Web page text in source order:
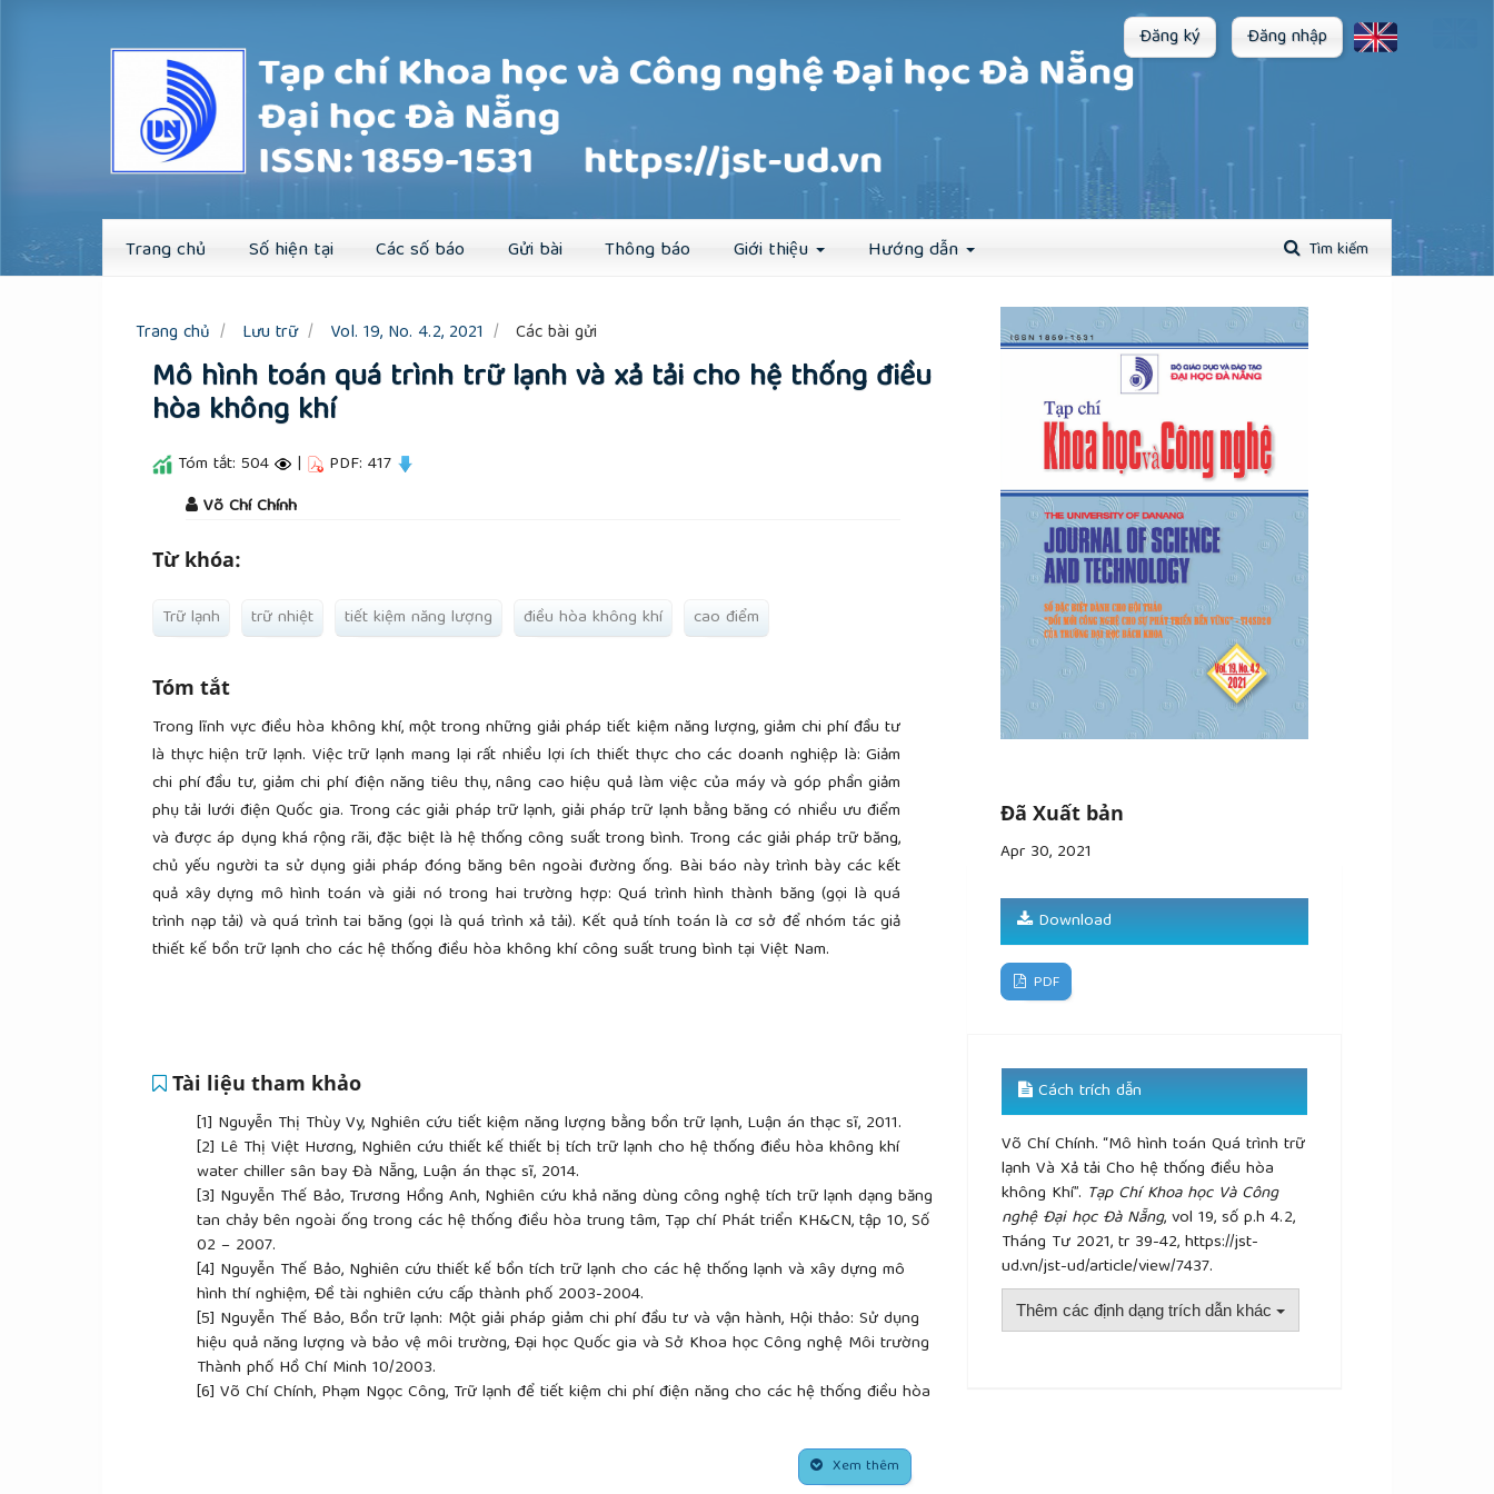
Trang chủ Số hiện tại Các số báo Gửi bài Thông báo Giới thiệu Hướng dẫn Tìm kiếm
Đăng ký Đăng nhập
Đăng ký Đăng nhập
Trang chủ Lưu trữ Vol. 19, No. 4.2, 2021 Các bài gửi
Mô hình toán quá trình trữ lạnh và xả tải cho hệ thống điều
hòa không khí
Tóm tắt: 504 | PDF: 417
##plugins.themes.academic_pro.article.main##
Võ Chí Chính
Từ khóa:
Trữ lạnh trữ nhiệt tiết kiệm năng lượng điều hòa không khí cao điểm
Tóm tắt
Trong lĩnh vực điều hòa không khí, một trong những giải pháp tiết kiệm năng lượng, giảm chi phí đầu tư
là thực hiện trữ lạnh. Việc trữ lạnh mang lại rất nhiều lợi ích thiết thực cho các doanh nghiệp là: Giảm
chi phí đầu tư, giảm chi phí điện năng tiêu thụ, nâng cao hiệu quả làm việc của máy và góp phần giảm
phụ tải lưới điện Quốc gia. Trong các giải pháp trữ lạnh, giải pháp trữ lạnh bằng băng có nhiều ưu điểm
và được áp dụng khá rộng rãi, đặc biệt là hệ thống công suất trong bình. Trong các giải pháp trữ băng,
chủ yếu người ta sử dụng giải pháp đóng băng bên ngoài đường ống. Bài báo này trình bày các kết
quả xây dựng mô hình toán và giải nó trong hai trường hợp: Quá trình hình thành băng (gọi là quá
trình nạp tải) và quá trình tai băng (gọi là quá trình xả tải). Kết quả tính toán là cơ sở để nhóm tác giả
thiết kế bồn trữ lạnh cho các hệ thống điều hòa không khí công suất trung bình tại Việt Nam.
Tài liệu tham khảo
[1] Nguyễn Thị Thùy Vy, Nghiên cứu tiết kiệm năng lượng bằng bồn trữ lạnh, Luận án thạc sĩ, 2011.
[2] Lê Thị Việt Hương, Nghiên cứu thiết kế thiết bị tích trữ lạnh cho hệ thống điều hòa không khí
water chiller sân bay Đà Nẵng, Luận án thạc sĩ, 2014.
[3] Nguyễn Thế Bảo, Trương Hồng Anh, Nghiên cứu khả năng dùng công nghệ tích trữ lạnh dạng băng
tan chảy bên ngoài ống trong các hệ thống điều hòa trung tâm, Tạp chí Phát triển KH&CN, tập 10, Số
02 – 2007.
[4] Nguyễn Thế Bảo, Nghiên cứu thiết kế bồn tích trữ lạnh cho các hệ thống lạnh và xây dựng mô
hình thí nghiệm, Đề tài nghiên cứu cấp thành phố 2003-2004.
[5] Nguyễn Thế Bảo, Bồn trữ lạnh: Một giải pháp giảm chi phí đầu tư và vận hành, Hội thảo: Sử dụng
hiệu quả năng lượng và bảo vệ môi trường, Đại học Quốc gia và Sở Khoa học Công nghệ Môi trường
Thành phố Hồ Chí Minh 10/2003.
[6] Võ Chí Chính, Phạm Ngọc Công, Trữ lạnh để tiết kiệm chi phí điện năng cho các hệ thống điều hòa
Xem thêm
Đã Xuất bản
Apr 30, 2021
Download
PDF
Cách trích dẫn
Võ Chí Chính. “Mô hình toán Quá trình trữ
lạnh Và Xả tải Cho hệ thống điều hòa
không Khí”. Tạp Chí Khoa học Và Công
nghệ Đại học Đà Nẵng, vol 19, số p.h 4.2,
Tháng Tư 2021, tr 39-42, https://jst-
ud.vn/jst-ud/article/view/7437.
Thêm các định dạng trích dẫn khác